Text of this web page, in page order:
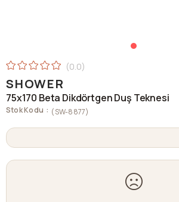
0.0
SHOWER
75x170 Beta Dikdörtgen Duş Teknesi
Stok Kodu (SW-8877)